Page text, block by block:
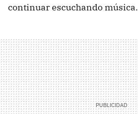
continuar escuchando música.